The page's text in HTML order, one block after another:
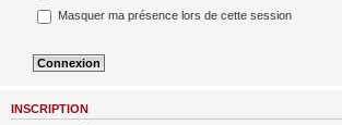
Masquer ma présence lors de cette session
INSCRIPTION